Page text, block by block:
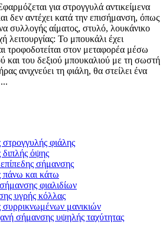
για στρογγυλά αντικείμενα
δεν αντέχει κατά την επισήμανση, όπως
συλλογής αίματος, στυλό, λουκάνικο
λειτουργίας: Το μπουκάλι έχει
τροφοδοτείται στον μεταφορέα μέσω
και του δεξιού μπουκαλιού με τη σωστή
ανιχνεύει τη φιάλη, θα στείλει ένα
φιάλης
όψης
σήμανσης
και κάτω
φιαλιδίων
υγρής κόλλας
μανικιών
σήμανσης υψηλής ταχύτητας